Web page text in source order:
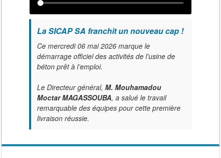
La SICAP SA franchit un nouveau cap !
Ce mercredi 06 mai 2026 marque le
démarrage officiel des activités de l'usine de
béton prêt à l’emploi.
Le Directeur général, M. Mouhamadou
Moctar MAGASSOUBA, a salué le travail
remarquable des équipes pour cette première
livraison réussie.